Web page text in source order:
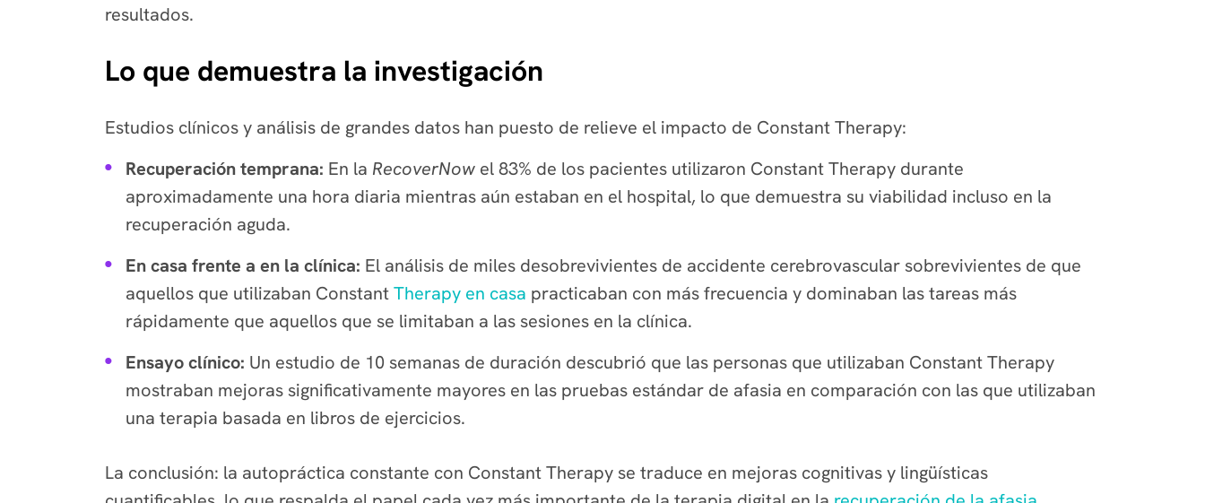
resultados.
Lo que demuestra la investigación
Estudios clínicos y análisis de grandes datos han puesto de relieve el impacto de Constant Therapy:
Recuperación temprana: En la RecoverNow el 83% de los pacientes utilizaron Constant Therapy durante
aproximadamente una hora diaria mientras aún estaban en el hospital, lo que demuestra su viabilidad incluso en la
recuperación aguda.
En casa frente a en la clínica: El análisis de miles desobrevivientes de accidente cerebrovascular sobrevivientes de que
aquellos que utilizaban ConstantTherapy en casa practicaban con más frecuencia y dominaban las tareas más
rápidamente que aquellos que se limitaban a las sesiones en la clínica.
Ensayo clínico: Un estudio de 10 semanas de duración descubrió que las personas que utilizaban Constant Therapy
mostraban mejoras significativamente mayores en las pruebas estándar de afasia en comparación con las que utilizaban
una terapia basada en libros de ejercicios.
La conclusión: la autopráctica constante con Constant Therapy se traduce en mejoras cognitivas y lingüísticas